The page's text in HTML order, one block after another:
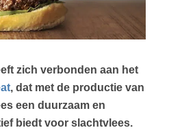
zich verbonden aan het
, dat met de productie van
een duurzaam en
biedt voor slachtvlees.